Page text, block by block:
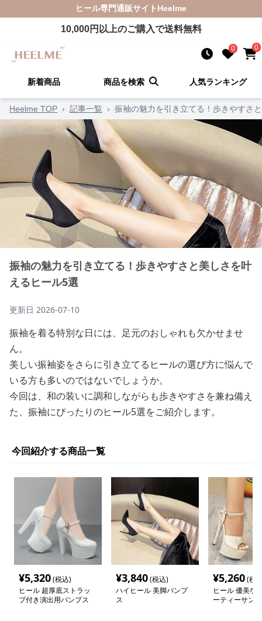
ヒール専門通販サイト Heelme
10,000円以上のご購入で送料無料
0 0
新着商品 商品を検索 人気ランキング
Heelme TOP › 記事一覧 › 振袖の魅力を引き立てる！歩きやすさ
振袖の魅力を引き立てる！歩きやすさと美しさを叶
えるヒール5選
更新日 2026-07-10
振袖を着る特別な日には、足元のおしゃれも欠かせませ
ん。
美しい振袖姿をさらに引き立てるヒールの選び方に悩んで
いる方も多いのではないでしょうか。
今回は、和の装いに調和しながらも歩きやすさを兼ね備え
た、振袖にぴったりのヒール5選をご紹介します。
今回紹介する商品一覧
¥5,320(税込)
ヒール 超厚底ストラッ
プ付き演出用パンプス
¥3,840(税込)
ハイヒール 美脚パンプ
ス
¥5,260(税
ヒール 優美な
ーティーサン